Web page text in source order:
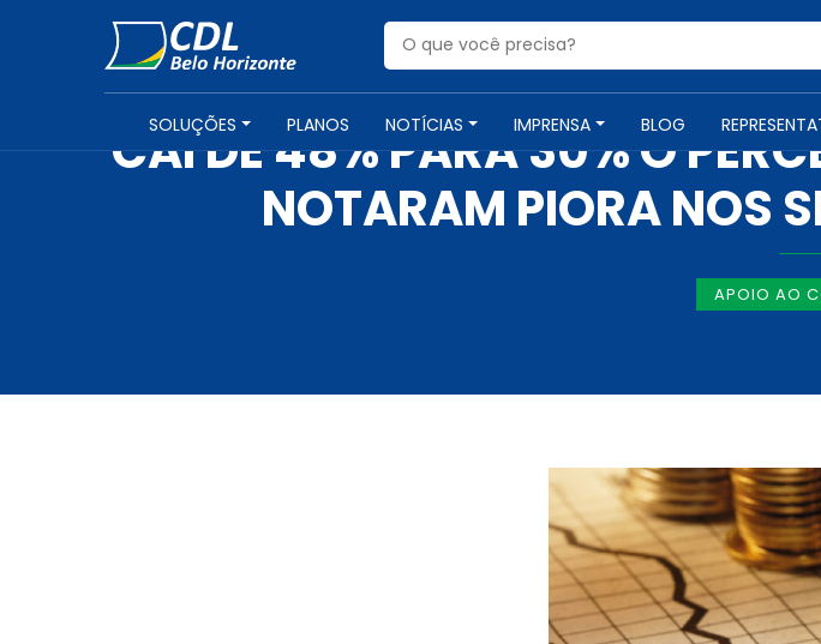
SOLUÇÕES PLANOS NOTÍCIAS IMPRENSA BLOG
NOTÍCIAS -17 DE
CAI DE 48% PARA 30% O
NOTARAM PIORA NOS
APOIO AO